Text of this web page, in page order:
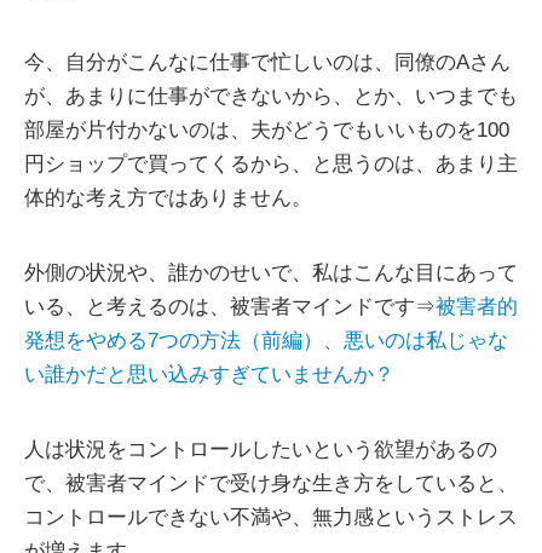
今、自分がこんなに仕事で忙しいのは、同僚のAさん
が、あまりに仕事ができないから、とか、いつまでも
部屋が片付かないのは、夫がどうでもいいものを100
円ショップで買ってくるから、と思うのは、あまり主
体的な考え方ではありません。
外側の状況や、誰かのせいで、私はこんな目にあって
いる、と考えるのは、被害者マインドです⇒被害者的
発想をやめる7つの方法（前編）、悪いのは私じゃな
い誰かだと思い込みすぎていませんか？
人は状況をコントロールしたいという欲望があるの
で、被害者マインドで受け身な生き方をしていると、
コントロールできない不満や、無力感というストレス